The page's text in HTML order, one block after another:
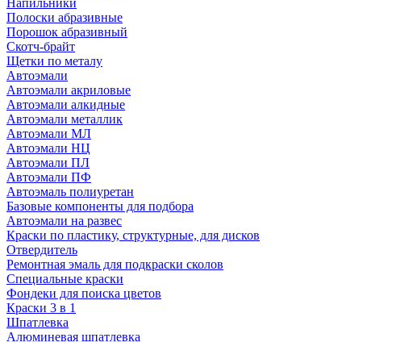
Напильники
Полоски абразивные
Порошок абразивный
Скотч-брайт
Щетки по металу
Автоэмали
Автоэмали акриловые
Автоэмали алкидные
Автоэмали металлик
Автоэмали МЛ
Автоэмали НЦ
Автоэмали ПЛ
Автоэмали ПФ
Автоэмаль полиуретан
Базовые компоненты для подбора
Автоэмали на развес
Краски по пластику, структурные, для дисков
Отвердитель
Ремонтная эмаль для подкраски сколов
Специальные краски
Фондеки для поиска цветов
Краски 3 в 1
Шпатлевка
Алюминевая шпатлевка